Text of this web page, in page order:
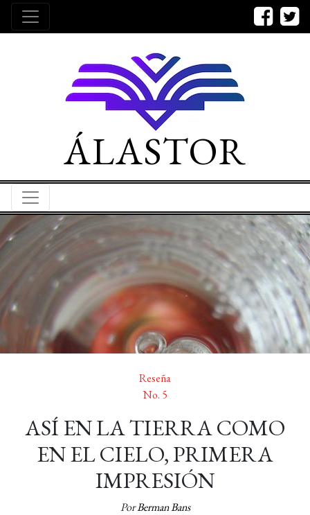
ÁLASTOR
Reseña
No. 5
ASÍ EN LA TIERRA COMO
EN EL CIELO, PRIMERA
IMPRESIÓN
PorBerman Bans